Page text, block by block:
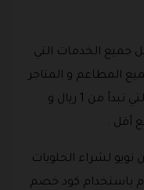
جميع الخدمات التي
المطاعم و المتاجر
و قسم العروض و اسعار التوصيل التي تبدأ من 1 ريال و
أقل .
لشراء الحلويات
باستخدام كود خصم